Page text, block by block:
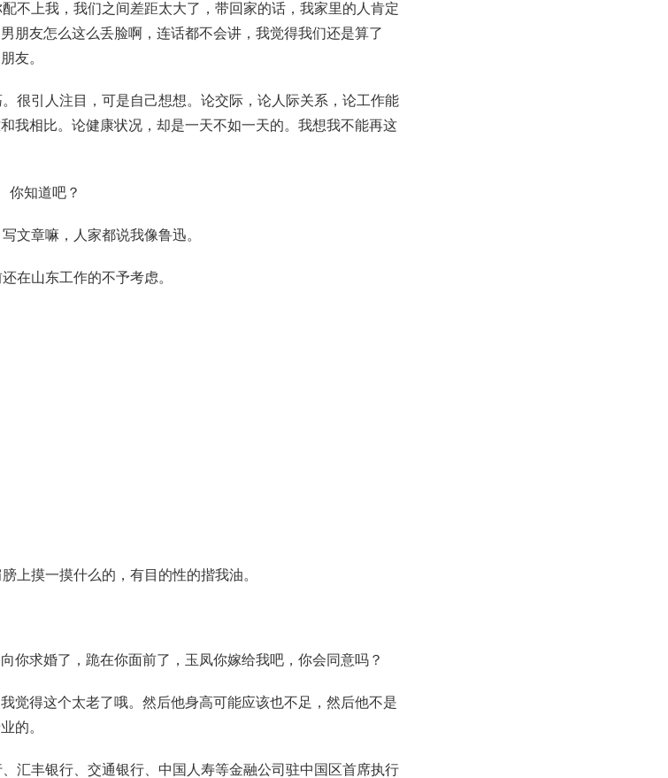
不上我，我们之间差距太大了，带回家的话，我家里的人肯定
朋友怎么这么丢脸啊，连话都不会讲，我觉得我们还是算了
友。
很引人注目，可是自己想想。论交际，论人际关系，论工作能
我相比。论健康状况，却是一天不如一天的。我想我不能再这
你知道吧？
文章嘛，人家都说我像鲁迅。
在山东工作的不予考虑。
上摸一摸什么的，有目的性的揩我油。
你求婚了，跪在你面前了，玉凤你嫁给我吧，你会同意吗？
觉得这个太老了哦。然后他身高可能应该也不足，然后他不是
的。
汇丰银行、交通银行、中国人寿等金融公司驻中国区首席执行